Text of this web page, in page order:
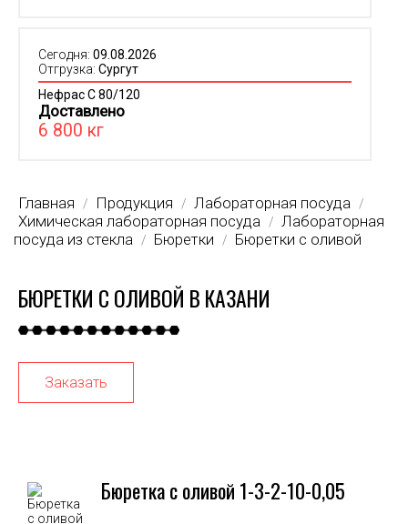
Сегодня: 09.08.2026
Отгрузка: Сургут
Нефрас С 80/120
Доставлено
6 800 кг
Главная / Продукция / Лабораторная посуда /
Химическая лабораторная посуда / Лабораторная
посуда из стекла / Бюретки / Бюретки с оливой
БЮРЕТКИ С ОЛИВОЙ В КАЗАНИ
Заказать
Бюретка с оливой 1-3-2-10-0,05